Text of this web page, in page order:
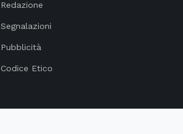
Redazione
Segnalazioni
Pubblicità
Codice Etico